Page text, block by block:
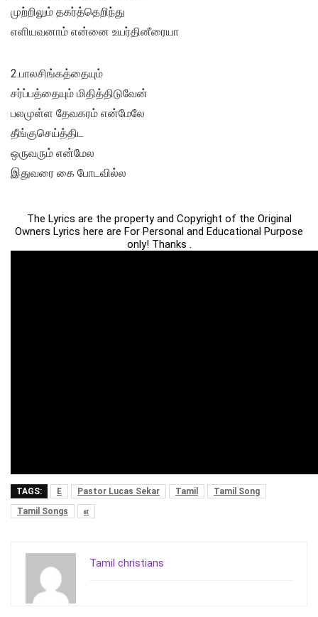
முற்றிலும் தகர்த்தெறிந்து
எளியவனாம் என்னை உயர்தினீரையா
2.பாலசிங்கத்தையும்
சர்ப்பத்தையும் மிதித்திடுவேன்
பலமுள்ள தேவகரம் என்மேலே
தீங்குசெய்த்திட
ஒருவரும் என்மேல
இதுவரை கை போடவில்ல
The Lyrics are the property and Copyright of the Original
Owners Lyrics here are For Personal and Educational Purpose
only! Thanks .
TAGS: E Pastor Lucas Sekar Tamil
Tamil Song
Tamil Songs
எ
Tamil christians